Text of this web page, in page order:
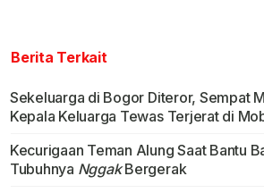
Berita Terkait
Sekeluarga di Bogor Diteror, Sempat
Kepala Keluarga Tewas Terjerat di
Kecurigaan Teman Alung Saat Bantu
Tubuhnya NggakBergerak